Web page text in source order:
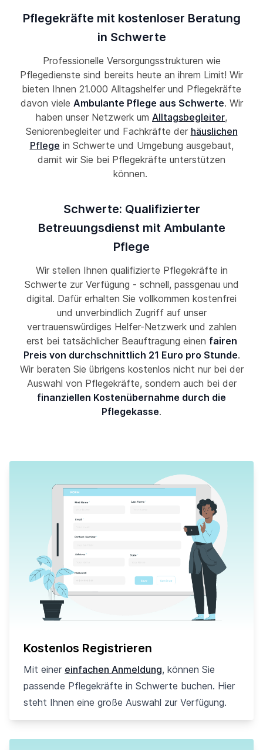
Pflegekräfte mit kostenloser Beratung
in Schwerte
Professionelle Versorgungsstrukturen wie
Pflegedienste sind bereits heute an ihrem Limit! Wir
bieten Ihnen 21.000 Alltagshelfer und Pflegekräfte
davon viele Ambulante Pflege aus Schwerte. Wir
haben unser Netzwerk um Alltagsbegleiter,
Seniorenbegleiter und Fachkräfte der häuslichen
Pflege in Schwerte und Umgebung ausgebaut,
damit wir Sie bei Pflegekräfte unterstützen
können.
Schwerte: Qualifizierter
Betreuungsdienst mit Ambulante
Pflege
Wir stellen Ihnen qualifizierte Pflegekräfte in
Schwerte zur Verfügung - schnell, passgenau und
digital. Dafür erhalten Sie vollkommen kostenfrei
und unverbindlich Zugriff auf unser
vertrauenswürdiges Helfer-Netzwerk und zahlen
erst bei tatsächlicher Beauftragung einen fairen
Preis von durchschnittlich 21 Euro pro Stunde.
Wir beraten Sie übrigens kostenlos nicht nur bei der
Auswahl von Pflegekräfte, sondern auch bei der
finanziellen Kostenübernahme durch die
Pflegekasse.
Kostenlos Registrieren
Mit einer einfachen Anmeldung, können Sie
passende Pflegekräfte in Schwerte buchen. Hier
steht Ihnen eine große Auswahl zur Verfügung.